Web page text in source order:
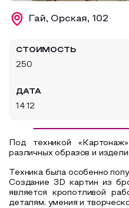
Образовательный туризм
Гай, Орская, 102
СТОИМОСТЬ
250
ДАТА
14.12
Под техникой
различных образов и
Техника была особенно
Создание 3D картин из
является кропотливой
деталям, умения и